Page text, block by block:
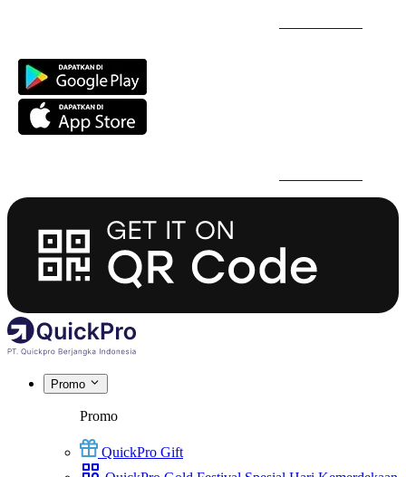
Promo
Promo
QuickPro Gift